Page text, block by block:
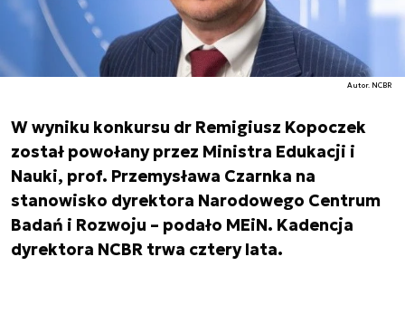
Autor. NCBR
W wyniku konkursu dr Remigiusz Kopoczek
został powołany przez Ministra Edukacji i
Nauki, prof. Przemysława Czarnka na
stanowisko dyrektora Narodowego Centrum
Badań i Rozwoju – podało MEiN. Kadencja
dyrektora NCBR trwa cztery lata.